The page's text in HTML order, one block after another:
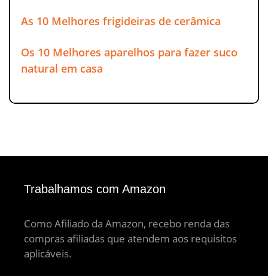
As 10 Melhores frigideiras de cerâmica
Os 10 Melhores aparelhos para fazer suco
natural em casa
Trabalhamos com Amazon
Como Afiliado da Amazon, recebo renda das
compras afiliadas que atendem aos requisitos
aplicáveis.